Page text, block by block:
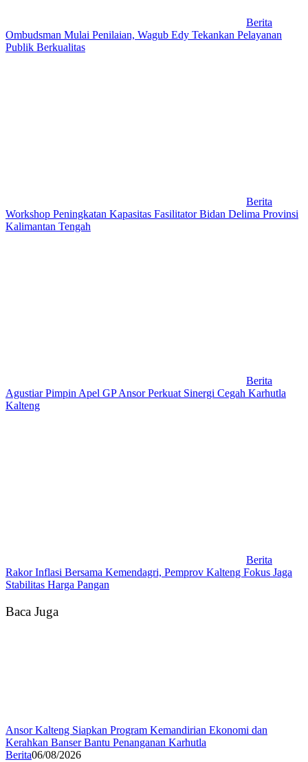
Berita
Ombudsman Mulai Penilaian, Wagub Edy Tekankan Pelayanan
Publik Berkualitas
Berita
Workshop Peningkatan Kapasitas Fasilitator Bidan Delima Provinsi
Kalimantan Tengah
Berita
Agustiar Pimpin Apel GP Ansor Perkuat Sinergi Cegah Karhutla
Kalteng
Berita
Rakor Inflasi Bersama Kemendagri, Pemprov Kalteng Fokus Jaga
Stabilitas Harga Pangan
Baca Juga
Ansor Kalteng Siapkan Program Kemandirian Ekonomi dan
Kerahkan Banser Bantu Penanganan Karhutla
Berita06/08/2026